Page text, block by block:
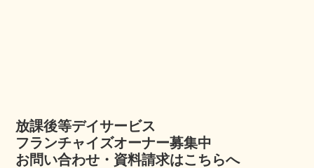
放課後等デイサービス
フランチャイズオーナー募集中
お問い合わせ・資料請求はこちらへ